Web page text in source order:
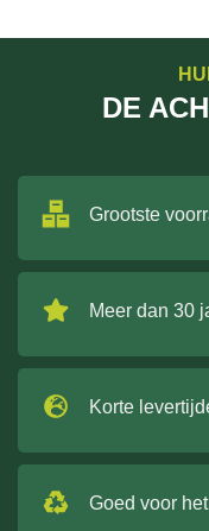
DE
Grootste
Meer dan 30
Korte
Goed voor